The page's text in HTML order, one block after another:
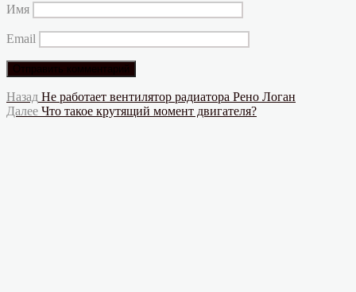
Имя
Email
Навигация
по
Назад Предыдущая
запись:
Не работает вентилятор радиатора Рено Логан
Далее Следующая
Что такое крутящий момент двигателя?